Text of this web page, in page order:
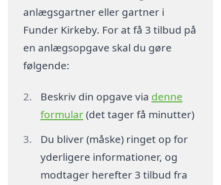
anlægsgartner eller gartner i
Funder Kirkeby. For at få 3 tilbud på
en anlægsopgave skal du gøre
følgende:
Beskriv din opgave via denne
formular(det tager få minutter)
Du bliver (måske) ringet op for
yderligere informationer, og
modtager herefter 3 tilbud fra